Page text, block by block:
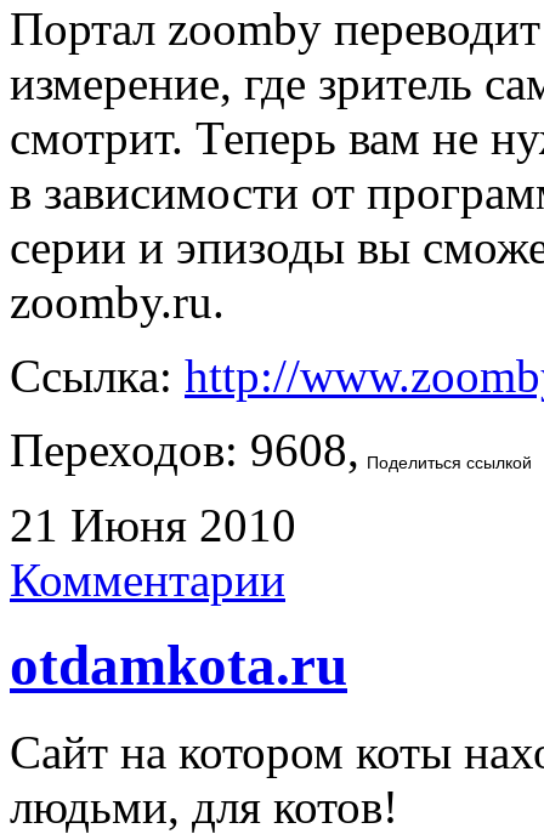
Портал zoomby
измерение, где зритель
смотрит. Теперь вам не
в зависимости от
серии и эпизоды вы
zoomby.ru.
Ссылка: http://
Переходов: 9608,
Поделиться ссылкой
21 Июня 2010
Комментарии
otdamkota.ru
Сайт на котором коты
людьми, для котов!